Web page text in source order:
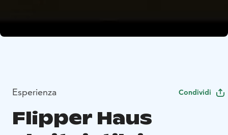
Esperienza Condividi
Flipper Haus